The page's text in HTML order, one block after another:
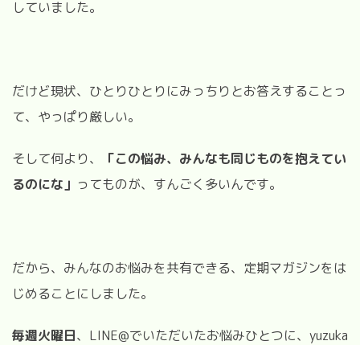
していました。
だけど現状、ひとりひとりにみっちりとお答えすることっ
て、やっぱり厳しい。
そして何より、
「この悩み、みんなも同じものを抱えてい
るのにな」 ってものが、すんごく多いんです。
だから、みんなのお悩みを共有できる、定期マガジンをは
じめることにしました。
毎週火曜日、LINE@でいただいたお悩みひとつに、yuzuka